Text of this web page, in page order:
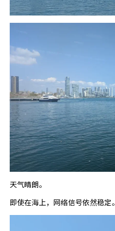
天气晴朗。
即使在海上，网络信号依然稳定。